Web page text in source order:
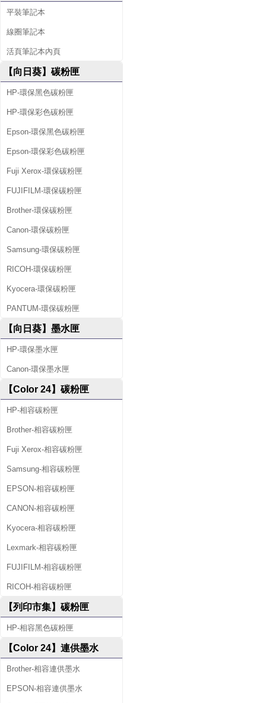
平裝筆記本
線圈筆記本
活頁筆記本內頁
【向日葵】碳粉匣
HP-環保黑色碳粉匣
HP-環保彩色碳粉匣
Epson-環保黑色碳粉匣
Epson-環保彩色碳粉匣
Fuji Xerox-環保碳粉匣
FUJIFILM-環保碳粉匣
Brother-環保碳粉匣
Canon-環保碳粉匣
Samsung-環保碳粉匣
RICOH-環保碳粉匣
Kyocera-環保碳粉匣
PANTUM-環保碳粉匣
【向日葵】墨水匣
HP-環保墨水匣
Canon-環保墨水匣
【Color 24】碳粉匣
HP-相容碳粉匣
Brother-相容碳粉匣
Fuji Xerox-相容碳粉匣
Samsung-相容碳粉匣
EPSON-相容碳粉匣
CANON-相容碳粉匣
Kyocera-相容碳粉匣
Lexmark-相容碳粉匣
FUJIFILM-相容碳粉匣
RICOH-相容碳粉匣
【列印市集】碳粉匣
HP-相容黑色碳粉匣
【Color 24】連供墨水
Brother-相容連供墨水
EPSON-相容連供墨水